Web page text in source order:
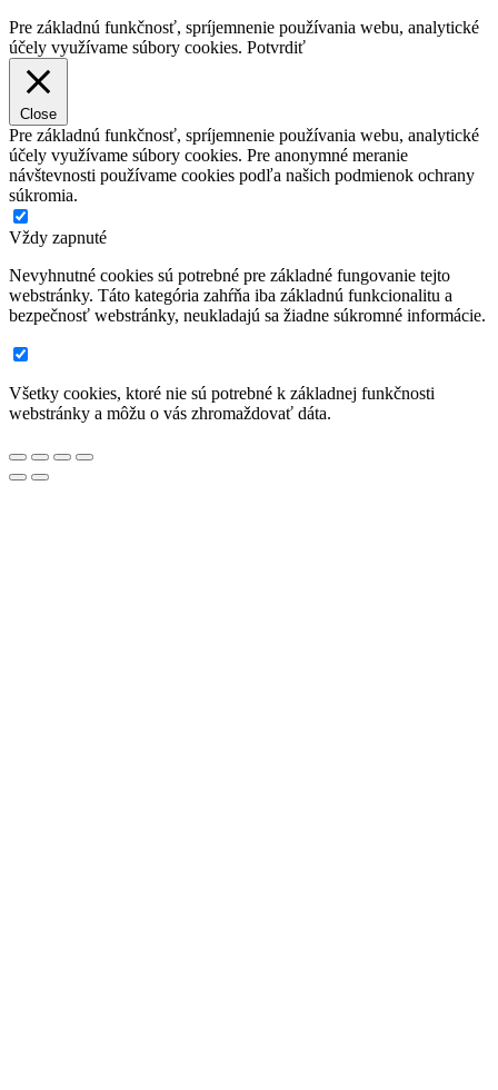
Pre základnú funkčnosť, spríjemnenie používania webu, analytické
účely využívame súbory cookies. Potvrdiť
Close
Pre základnú funkčnosť, spríjemnenie používania webu, analytické
účely využívame súbory cookies. Pre anonymné meranie
návštevnosti používame cookies podľa našich podmienok ochrany
súkromia.
Vždy zapnuté
Nevyhnutné cookies sú potrebné pre základné fungovanie tejto
webstránky. Táto kategória zahŕňa iba základnú funkcionalitu a
bezpečnosť webstránky, neukladajú sa žiadne súkromné informácie.
Všetky cookies, ktoré nie sú potrebné k základnej funkčnosti
webstránky a môžu o vás zhromaždovať dáta.